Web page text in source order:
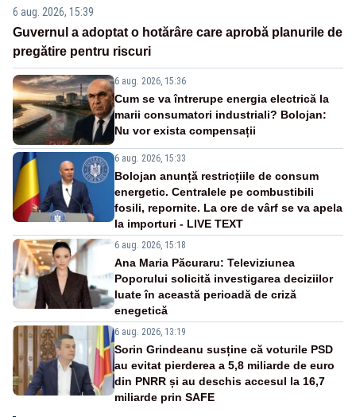
6 aug. 2026, 15:39
Guvernul a adoptat o hotărâre care aprobă planurile de
pregătire pentru riscuri
6 aug. 2026, 15:36
Cum se va întrerupe energia electrică la
marii consumatori industriali? Bolojan:
Nu vor exista compensații
6 aug. 2026, 15:33
Bolojan anunță restricțiile de consum
energetic. Centralele pe combustibili
fosili, repornite. La ore de vârf se va apela
la importuri - LIVE TEXT
6 aug. 2026, 15:18
Ana Maria Păcuraru: Televiziunea
Poporului solicită investigarea deciziilor
luate în această perioadă de criză
enegetică
6 aug. 2026, 13:19
Sorin Grindeanu susține că voturile PSD
au evitat pierderea a 5,8 miliarde de euro
din PNRR și au deschis accesul la 16,7
miliarde prin SAFE